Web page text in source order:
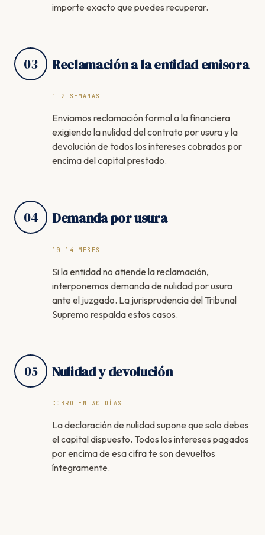
importe exacto que puedes recuperar.
03 Reclamación a la entidad emisora
1-2 SEMANAS
Enviamos reclamación formal a la financiera
exigiendo la nulidad del contrato por usura y la
devolución de todos los intereses cobrados por
encima del capital prestado.
04 Demanda por usura
10-14 MESES
Si la entidad no atiende la reclamación,
interponemos demanda de nulidad por usura
ante el juzgado. La jurisprudencia del Tribunal
Supremo respalda estos casos.
05 Nulidad y devolución
COBRO EN 30 DÍAS
La declaración de nulidad supone que solo debes
el capital dispuesto. Todos los intereses pagados
por encima de esa cifra te son devueltos
íntegramente.